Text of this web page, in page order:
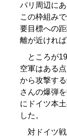
パリ周辺に
この枠組み
要目標への
離が近けれ
ところが
空軍はある
から攻撃す
さんの爆弾
にドイツ本
した。
対ドイツ戦